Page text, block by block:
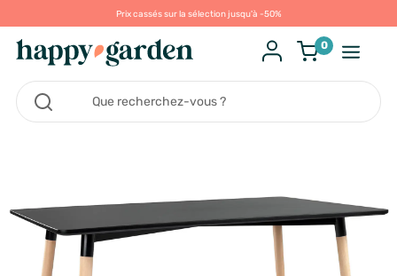
Prix cassés sur la sélection jusqu'à -50%
0